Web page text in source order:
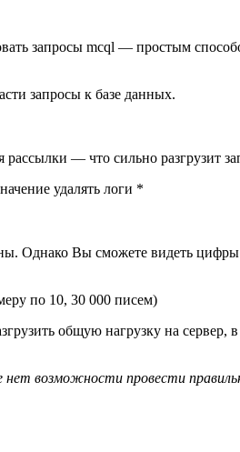
запросы mcql — простым
запросы к базе данных.
— что сильно разгрузит
удалять логи *
Однако Вы сможете видеть
по 10, 30 000 писем)
общую нагрузку на
возможности провести